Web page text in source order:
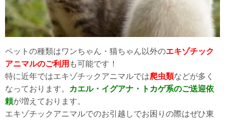
ペットの種類はワンちゃん・猫ちゃん以外のエキゾチック
アニマルのご利用 も可能です！
特に近年ではエキゾチックアニマルでは爬虫類などが多く
なっております。
カエル・イグアナ・トカゲ系のご送迎依
頼が増えております。
エキゾチックアニマルでのお引越しでお困りの際はぜひ東